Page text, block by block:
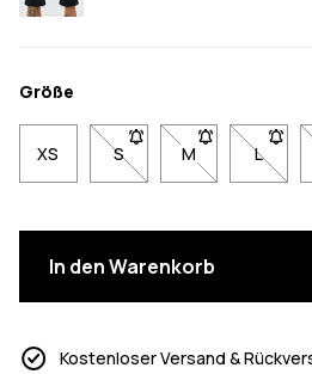
Größe
XS S- Größe S nicht
M- Größe M
L-
In den Warenkorb
Kostenloser Versand &